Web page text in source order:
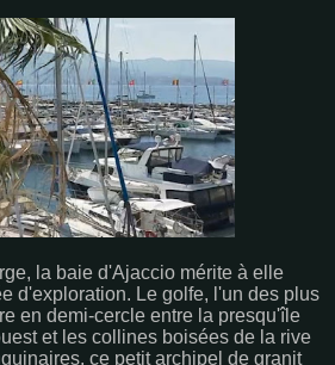
la baie d'Ajaccio mérite à elle
d'exploration. Le golfe, l'un des plus
en demi-cercle entre la presqu'île
et les collines boisées de la rive
ce petit archipel de granit